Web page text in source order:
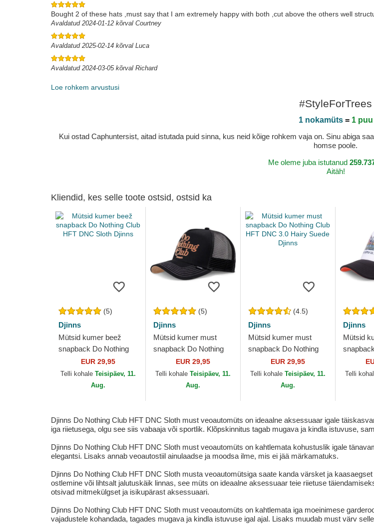
Bought 2 of these hats ,must say that I am extremely happy with both ,cut above the others well
Avaldatud 2024-01-12 kõrval Courtney
Avaldatud 2025-02-14 kõrval Luca
Avaldatud 2024-03-05 kõrval Richard
Loe rohkem arvustusi
#StyleForTrees
1 nokamüts= 1 puu
Kui ostad Caphuntersist, aitad istutada puid sinna, kus neid kõige rohkem vaja on. Sinu abiga
homse poole.
Me oleme juba istutanud
Aitäh!
Kliendid, kes selle toote ostsid, ostsid ka
(5)
Djinns
Mütsid kumer beež
snapback Do Nothing
Club HFT DNC Sloth
Djinns
EUR 29,95
Telli kohale Teisipäev, 11.
Aug.
(5)
Djinns
Mütsid kumer must
snapback Do Nothing
Club HFT DNC 30th
Djinns
EUR 29,95
Telli kohale Teisipäev, 11.
Aug.
(4.5)
Djinns
Mütsid kumer must
snapback Do Nothing
Club HFT DNC 3.0
Hairy Suede Djinns
EUR 29,95
Telli kohale Teisipäev, 11.
Aug.
Djinns
Mütsid
Club
Telli
Djinns Do Nothing Club HFT DNC Sloth must veoautomüts on ideaalne aksessuaar igale
iga riietusega, olgu see siis vabaaja või sportlik. Klõpskinnitus tagab mugava ja kindla istuvuse,
Djinns Do Nothing Club HFT DNC Sloth must veoautomüts on kahtlemata kohustuslik igale
elegantsi. Lisaks annab veoautostiil ainulaadse ja moodsa ilme, mis ei jää märkamatuks.
Djinns Do Nothing Club HFT DNC Sloth musta veoautomütsiga saate kanda värsket ja
ostlemine või lihtsalt jalutuskäik linnas, see müts on ideaalne aksessuaar teie riietuse
otsivad mitmekülgset ja isikupärast aksessuaari.
Djinns Do Nothing Club HFT DNC Sloth must veoautomüts on kahtlemata iga moeinimese
vajadustele kohandada, tagades mugava ja kindla istuvuse igal ajal. Lisaks muudab must värv